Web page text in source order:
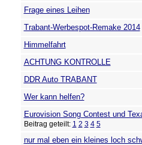
Frage eines Leihen
Trabant-Werbespot-Remake 2014
Himmelfahrt
ACHTUNG KONTROLLE
DDR Auto TRABANT
Wer kann helfen?
Eurovision Song Contest und
Beitrag geteilt: 1 2 3 4 5
nur mal eben ein kleines loch